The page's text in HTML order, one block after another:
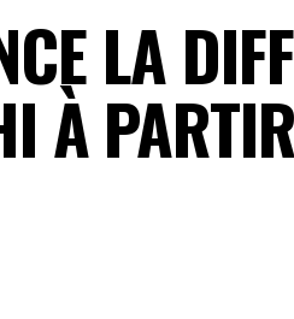
LA
À